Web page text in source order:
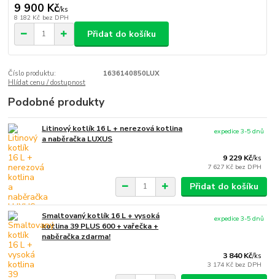
9 900 Kč/ks
8 182 Kč bez DPH
Přidat do košíku
Číslo produktu:
1636140850LUX
Hlídat cenu / dostupnost
Podobné produkty
Litinový kotlík 16 L + nerezová kotlina
a naběračka LUXUS
9 229 Kč/ks
7 627 Kč bez DPH
expedice 3-5 dnů
Přidat do košíku
Smaltovaný kotlík 16 L + vysoká
kotlina 39 PLUS 600 + vařečka +
naběračka zdarma!
3 840 Kč/ks
3 174 Kč bez DPH
expedice 3-5 dnů